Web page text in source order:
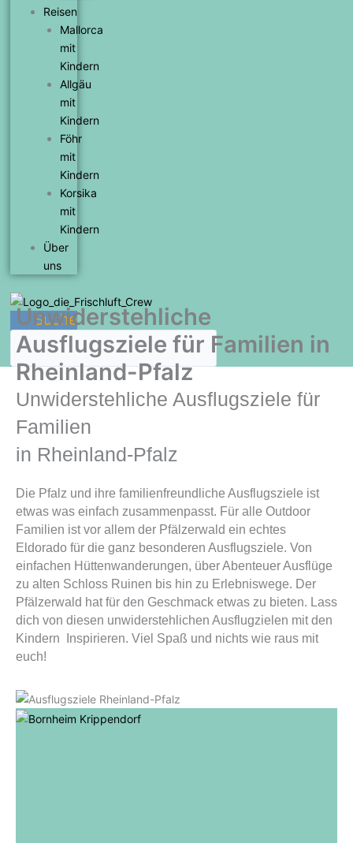
Reisen
Mallorca
mit
Kindern
Allgäu
mit
Kindern
Föhr
mit
Kindern
Korsika
mit
Kindern
Über
uns
Suche
Unwiderstehliche
Ausflugsziele für Familien in
Rheinland-Pfalz
Unwiderstehliche Ausflugsziele für
Familien
in Rheinland-Pfalz
Die Pfalz und ihre familienfreundliche Ausflugsziele ist
etwas was einfach zusammenpasst. Für alle Outdoor
Familien ist vor allem der Pfälzerwald ein echtes
Eldorado für die ganz besonderen Ausflugsziele. Von
einfachen Hüttenwanderungen, über Abenteuer Ausflüge
zu alten Schloss Ruinen bis hin zu Erlebniswege. Der
Pfälzerwald hat für den Geschmack etwas zu bieten. Lass
dich von diesen unwiderstehlichen Ausflugzielen mit den
Kindern Inspirieren. Viel Spaß und nichts wie raus mit
euch!